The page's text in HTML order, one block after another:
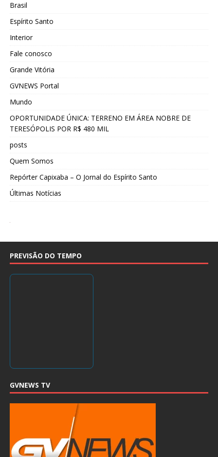
Brasil
Espírito Santo
Interior
Fale conosco
Grande Vitória
GVNEWS Portal
Mundo
OPORTUNIDADE ÚNICA: TERRENO EM ÁREA NOBRE DE
TERESÓPOLIS POR R$ 480 MIL
posts
Quem Somos
Repórter Capixaba – O Jornal do Espírito Santo
Últimas Notícias
PREVISÃO DO TEMPO
GVNEWS TV